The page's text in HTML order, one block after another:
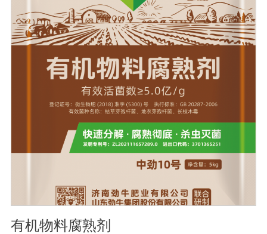
旱、药害、盐害等逆境的抗逆能力。●营养丰富，促进植物
生长发育，叶片更加柔软浓绿、毛细根增多，预防早衰，
增产提质。【适用范围】玉米、小麦、果树、土豆、红
薯、辣椒、番茄、黄瓜丶韮菜、甘蓝等瓜果、蔬菜。【注
用，用过农药 的喷雾器一定要认真清洗后在喷菌剂。2.本
品如与化肥混用，要现混现用。【贮 存】于阴凉干燥处保
存，避免阳光直射和雨淋【保 质 期】24个月【性 状】粉
剂【活 菌 数】≥10亿/克
有机物料腐熟剂